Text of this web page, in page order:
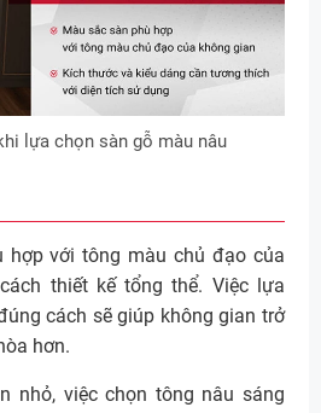
lựa chọn sàn gỗ màu nâu
hợp với tông màu chủ đạo của
thiết kế tổng thể. Việc lựa
cách sẽ giúp không gian trở
hơn.
nhỏ, việc chọn tông nâu sáng